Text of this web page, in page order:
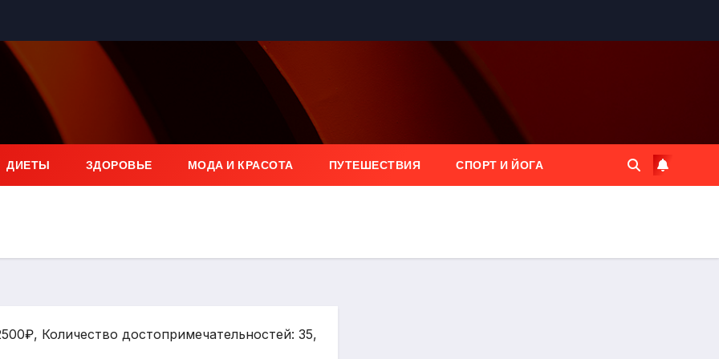
ДИЕТЫ ЗДОРОВЬЕ МОДА И КРАСОТА ПУТЕШЕСТВИЯ СПОРТ И ЙОГА
Количество достопримечательностей: 35,